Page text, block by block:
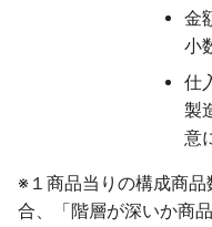
金
小
仕
製
意
※１商品当りの構成商
合、「階層が深いか商